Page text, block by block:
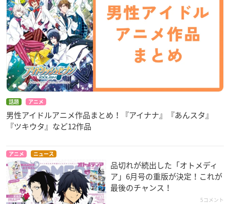
話題 アニメ
男性アイドルアニメ作品まとめ！『アイナナ』『あんスタ』
『ツキウタ』など12作品
アニメ ニュース
品切れが続出した「オトメディ
ア」6月号の重版が決定！これが
最後のチャンス！
5コメント